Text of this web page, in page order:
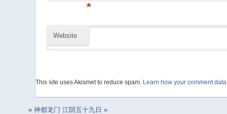
*
Website
This site uses Akismet to reduce spam. Learn how your comment
« 神都龙门 江阴五十九日 »